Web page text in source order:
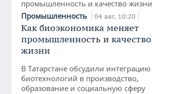
Промышленность 04 авг, 10:20
Как биоэкономика меняет
промышленность и качество
жизни
В Татарстане обсудили интеграцию
биотехнологий в производство,
образование и социальную сферу